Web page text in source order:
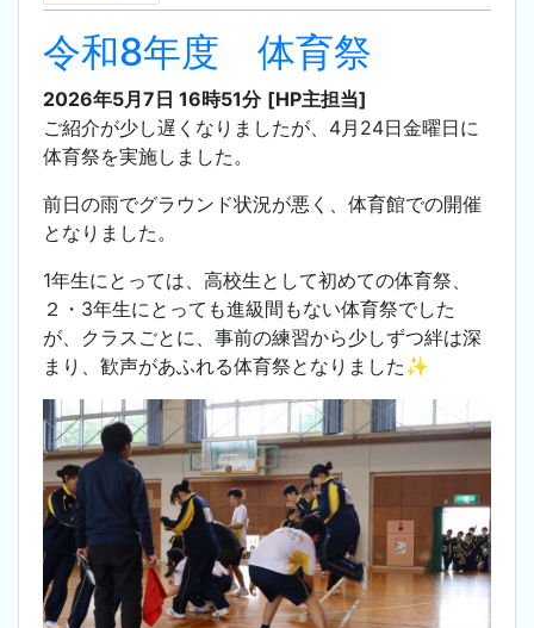
令和8年度 体育祭
2026年5月7日 16時51分 [HP主担当]
ご紹介が少し遅くなりましたが、4月24日金曜日に
体育祭を実施しました。
前日の雨でグラウンド状況が悪く、体育館での開催
となりました。
1年生にとっては、高校生として初めての体育祭、
２・3年生にとっても進級間もない体育祭でした
が、クラスごとに、事前の練習から少しずつ絆は深
まり、歓声があふれる体育祭となりました✨